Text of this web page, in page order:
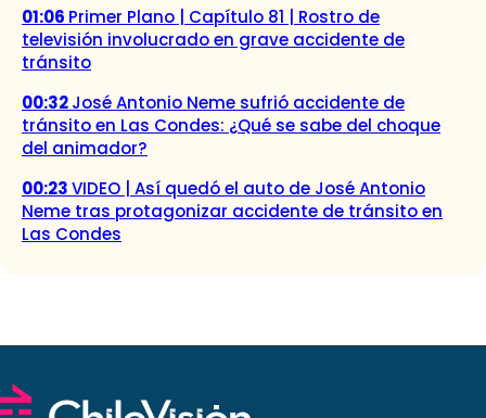
01:06 Primer Plano | Capítulo 81 | Rostro de
televisión involucrado en grave accidente de
tránsito
00:32José Antonio Neme sufrió accidente de
tránsito en Las Condes: ¿Qué se sabe del choque
del animador?
00:23VIDEO | Así quedó el auto de José Antonio
Neme tras protagonizar accidente de tránsito en
Las Condes